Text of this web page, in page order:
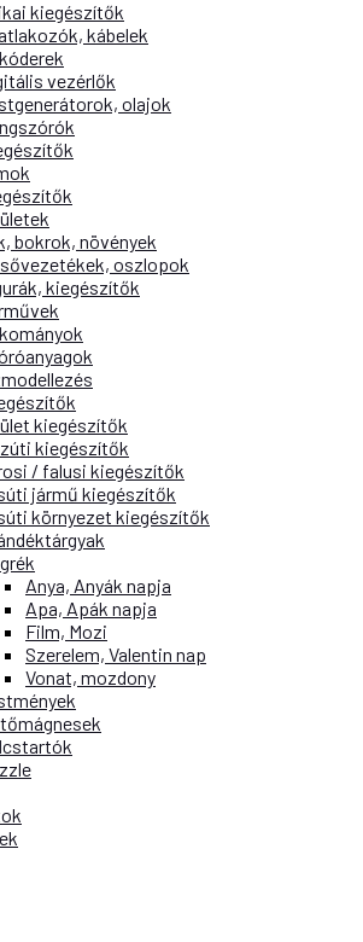
kiegészítők
kábelek
vezérlők
olajok
bokrok, növények
oszlopok
kiegészítők
kiegészítők
kiegészítők
/ falusi kiegészítők
jármű kiegészítők
környezet kiegészítők
Anya, Anyák napja
Apa, Apák napja
Film, Mozi
Szerelem, Valentin nap
Vonat, mozdony